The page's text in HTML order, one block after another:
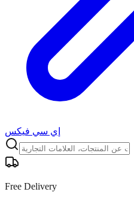
إي سي فيكس
Free Delivery